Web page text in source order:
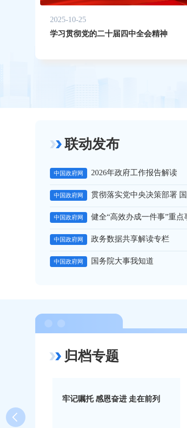
2025-10-25
学习贯彻党的二十届四中全会精神
联动发布
中国政府网 2026年政府工作报告解读
中国政府网 贯彻落实党中央决策部署
中国政府网 健全“高效办成一件事”重
中国政府网 政务数据共享解读专栏
中国政府网 国务院大事我知道
归档专题
感恩奋进 走在前列
不断巩固拓展经济